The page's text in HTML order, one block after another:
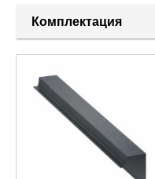
Комплектация